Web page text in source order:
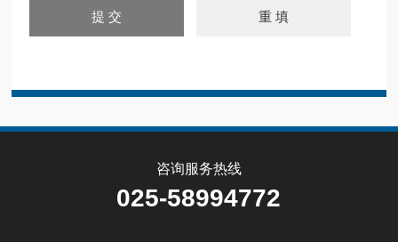
咨询服务热线
025-58994772